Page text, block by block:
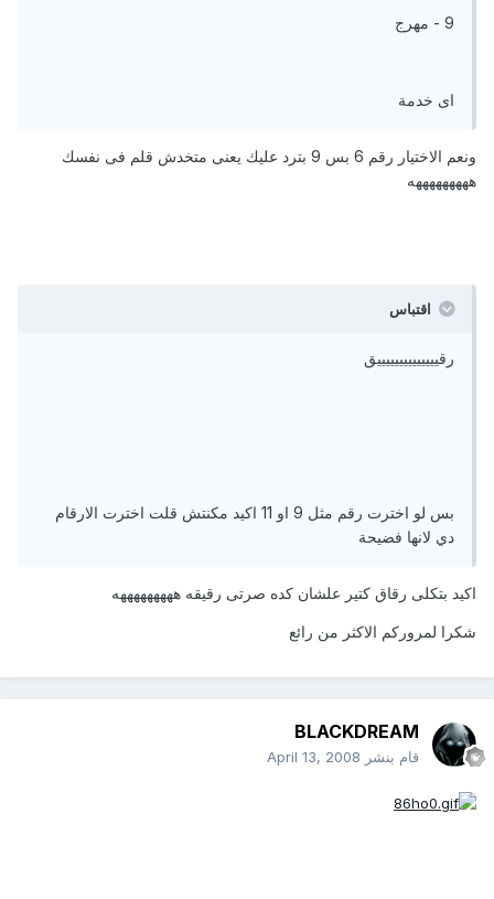
9 - مهرج
اى خدمة
ونعم الاختيار رقم 6 بس 9 بترد عليك يعنى متخدش قلم فى نفسك
هههههههههه
اقتباس
رقييييييييييييييق
بس لو اخترت رقم مثل 9 او 11 اكيد مكنتش قلت اخترت الارقام
دي لانها فضيحة
اكيد بتكلى رقاق كتير علشان كده صرتى رقيقه هههههههههه
شكرا لمروركم الاكثر من رائع
BLACKDREAM
قام بنشر April 13, 2008